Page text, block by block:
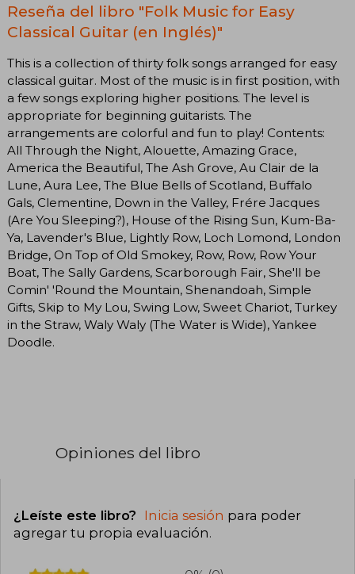
Reseña del libro "Folk Music for Easy
Classical Guitar (en Inglés)"
This is a collection of thirty folk songs arranged for easy
classical guitar. Most of the music is in first position, with
a few songs exploring higher positions. The level is
appropriate for beginning guitarists. The
arrangements are colorful and fun to play! Contents:
All Through the Night, Alouette, Amazing Grace,
America the Beautiful, The Ash Grove, Au Clair de la
Lune, Aura Lee, The Blue Bells of Scotland, Buffalo
Gals, Clementine, Down in the Valley, Frére Jacques
(Are You Sleeping?), House of the Rising Sun, Kum-Ba-
Ya, Lavender's Blue, Lightly Row, Loch Lomond, London
Bridge, On Top of Old Smokey, Row, Row, Row Your
Boat, The Sally Gardens, Scarborough Fair, She'll be
Comin' 'Round the Mountain, Shenandoah, Simple
Gifts, Skip to My Lou, Swing Low, Sweet Chariot, Turkey
in the Straw, Waly Waly (The Water is Wide), Yankee
Doodle.
Opiniones del libro
¿Leíste este libro? Inicia sesión para poder
agregar tu propia evaluación.